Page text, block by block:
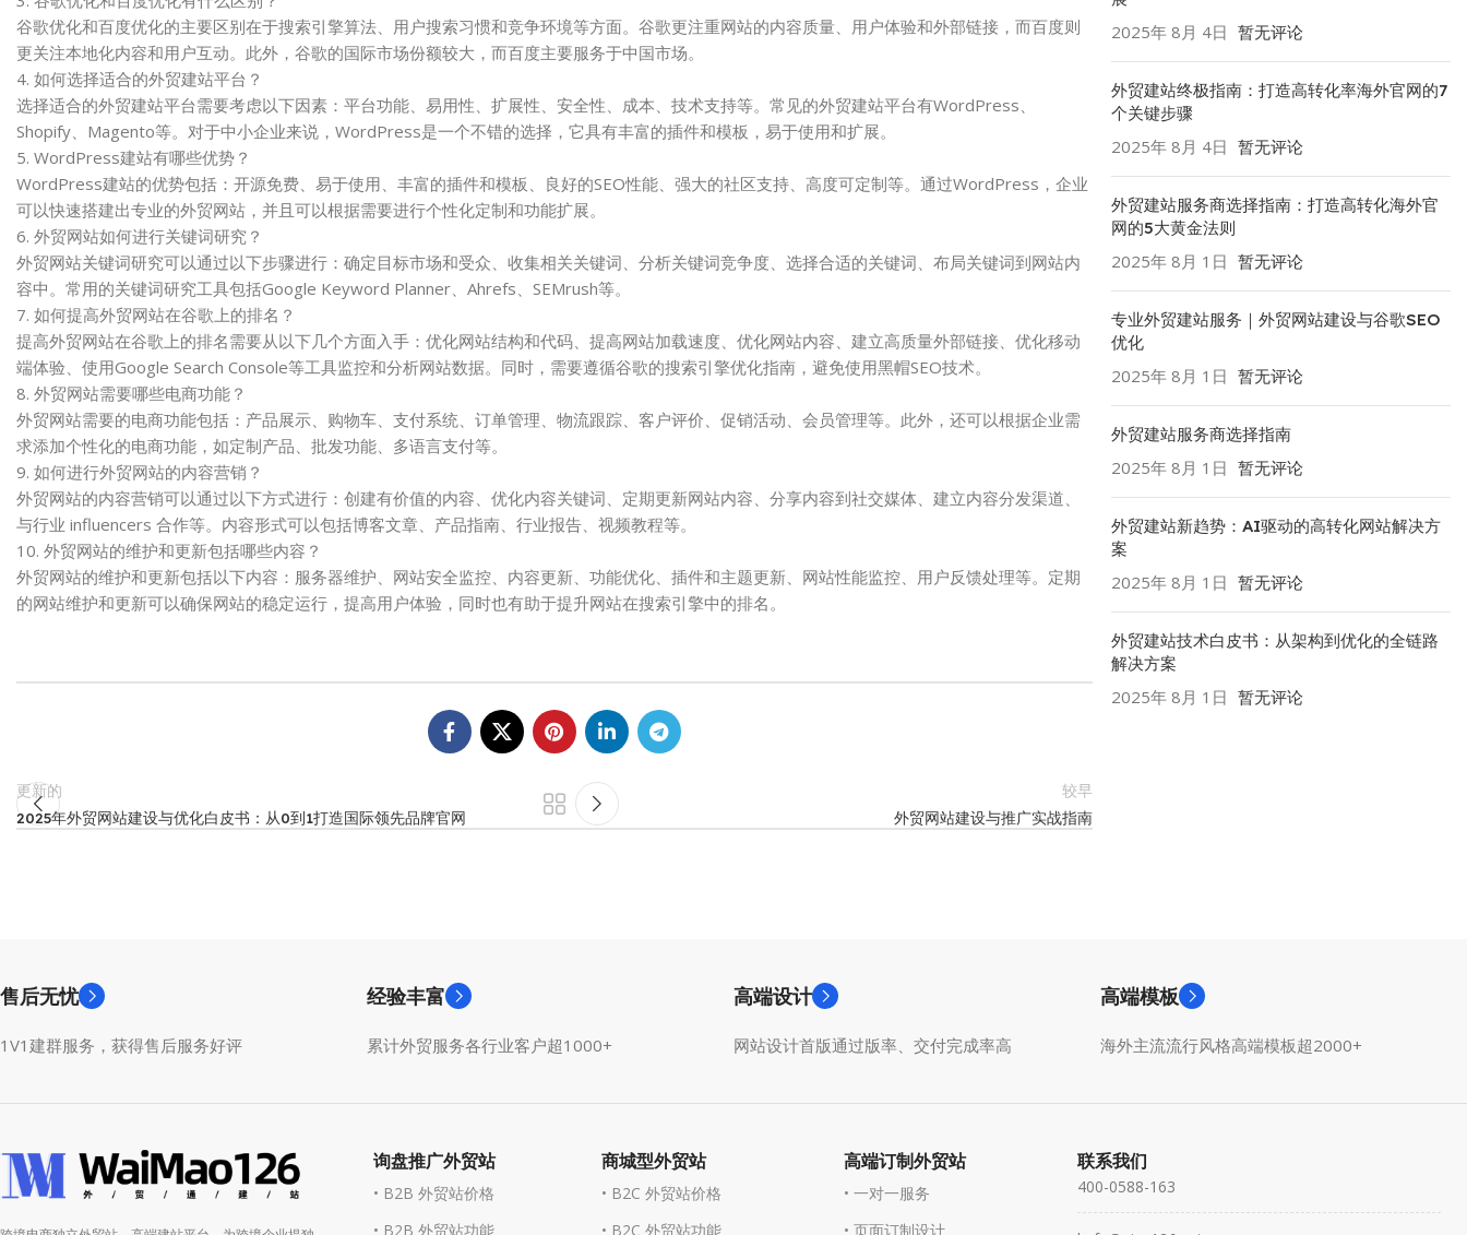
谷歌优化和百度优化的主要区别在于搜索引擎算法、用户搜索习惯和竞争环境等方面。谷歌更注重网站的内容质量、用户体验和外部链接，而百度则
更关注本地化内容和用户互动。此外，谷歌的国际市场份额较大，而百度主要服务于中国市场。
4. 如何选择适合的外贸建站平台？
选择适合的外贸建站平台需要考虑以下因素：平台功能、易用性、扩展性、安全性、成本、技术支持等。常见的外贸建站平台有WordPress、
Shopify、Magento等。对于中小企业来说，WordPress是一个不错的选择，它具有丰富的插件和模板，易于使用和扩展。
5. WordPress建站有哪些优势？
WordPress建站的优势包括：开源免费、易于使用、丰富的插件和模板、良好的SEO性能、强大的社区支持、高度可定制等。通过WordPress，企业
可以快速搭建出专业的外贸网站，并且可以根据需要进行个性化定制和功能扩展。
6. 外贸网站如何进行关键词研究？
外贸网站关键词研究可以通过以下步骤进行：确定目标市场和受众、收集相关关键词、分析关键词竞争度、选择合适的关键词、布局关键词到网站内
容中。常用的关键词研究工具包括Google Keyword Planner、Ahrefs、SEMrush等。
7. 如何提高外贸网站在谷歌上的排名？
提高外贸网站在谷歌上的排名需要从以下几个方面入手：优化网站结构和代码、提高网站加载速度、优化网站内容、建立高质量外部链接、优化移动
端体验、使用Google Search Console等工具监控和分析网站数据。同时，需要遵循谷歌的搜索引擎优化指南，避免使用黑帽SEO技术。
8. 外贸网站需要哪些电商功能？
外贸网站需要的电商功能包括：产品展示、购物车、支付系统、订单管理、物流跟踪、客户评价、促销活动、会员管理等。此外，还可以根据企业需
求添加个性化的电商功能，如定制产品、批发功能、多语言支付等。
9. 如何进行外贸网站的内容营销？
外贸网站的内容营销可以通过以下方式进行：创建有价值的内容、优化内容关键词、定期更新网站内容、分享内容到社交媒体、建立内容分发渠道、
与行业 influencers 合作等。内容形式可以包括博客文章、产品指南、行业报告、视频教程等。
10. 外贸网站的维护和更新包括哪些内容？
外贸网站的维护和更新包括以下内容：服务器维护、网站安全监控、内容更新、功能优化、插件和主题更新、网站性能监控、用户反馈处理等。定期
的网站维护和更新可以确保网站的稳定运行，提高用户体验，同时也有助于提升网站在搜索引擎中的排名。
更新的
2025年外贸网站建设与优化白皮书：从0到1打造国际领先品牌官网
较早
外贸网站建设与推广实战指南
2025年 8月 4日 暂无评论
外贸建站终极指南：打造高转化率海外官网的7
个关键步骤
2025年 8月 4日 暂无评论
外贸建站服务商选择指南：打造高转化海外官
网的5大黄金法则
2025年 8月 1日 暂无评论
专业外贸建站服务｜外贸网站建设与谷歌SEO
优化
2025年 8月 1日 暂无评论
外贸建站服务商选择指南
2025年 8月 1日 暂无评论
外贸建站新趋势：AI驱动的高转化网站解决方
案
2025年 8月 1日 暂无评论
外贸建站技术白皮书：从架构到优化的全链路
解决方案
2025年 8月 1日 暂无评论
售后无忧
1V1建群服务，获得售后服务好评
经验丰富
累计外贸服务各行业客户超1000+
高端设计
网站设计首版通过版率、交付完成率高
高端模板
海外主流流行风格高端模板超2000+
询盘推广外贸站
• B2B 外贸站价格
• B2B 外贸站功能
商城型外贸站
• B2C 外贸站价格
• B2C 外贸站功能
高端订制外贸站
• 一对一服务
• 页面订制设计
联系我们
400-0588-163